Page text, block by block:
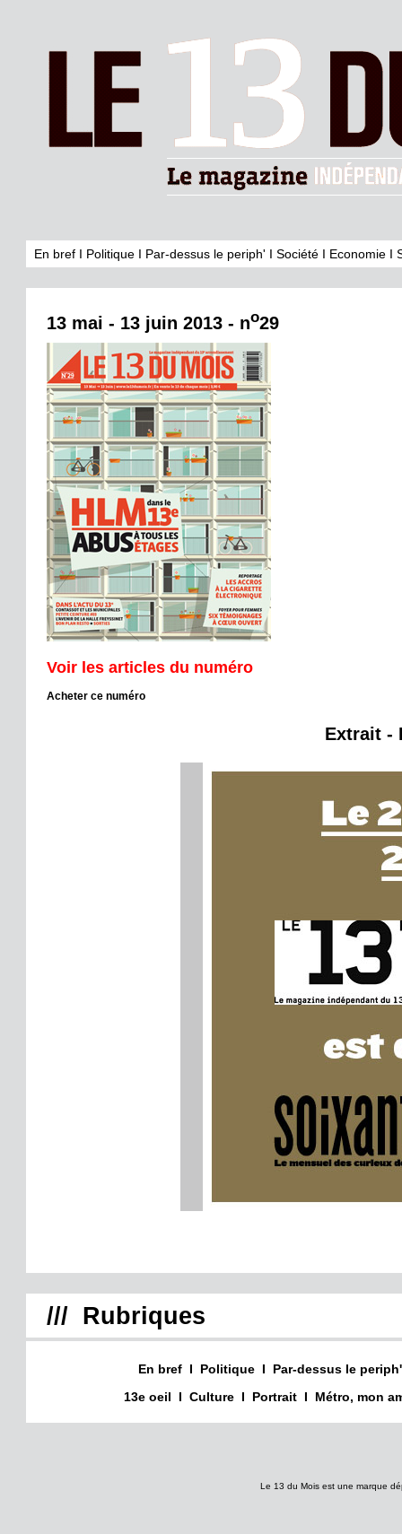
En bref I Politique I Par-dessus le periph' I Société I Economie I
13 mai - 13 juin 2013 - no29
Voir les articles du numéro
Acheter ce numéro
Extrait -
/// Rubriques
En bref I Politique I
Par-dessus le periph'
13e oeil
I Culture I Portrait I Métro, mon
Le 13 du Mois est une marque